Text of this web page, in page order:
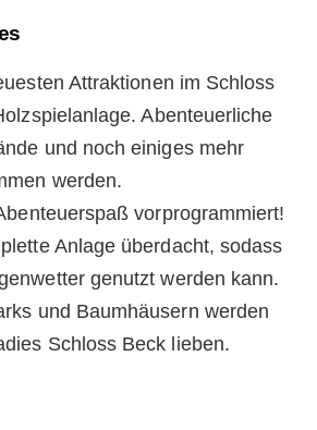
Attraktionen im Schloss
Abenteuerliche
und noch einiges mehr
werden.
vorprogrammiert!
Anlage überdacht, sodass
genutzt werden kann.
und Baumhäusern werden
Schloss Beck lieben.